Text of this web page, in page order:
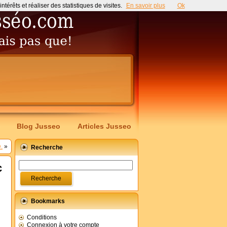
Blog Jusseo Articles Jusseo
» Recherche
Bookmarks
Conditions
Connexion à votre compte
et réaliser des statistiques de visites. En savoir plus Ok